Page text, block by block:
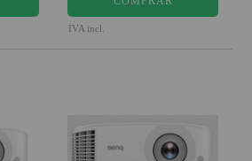
EL
IVA incl.